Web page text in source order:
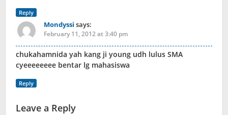
Reply
Mondyssi says:
February 11, 2012 at 3:40 pm
chukahamnida yah kang ji young udh lulus SMA
cyeeeeeeee bentar lg mahasiswa
Reply
Leave a Reply